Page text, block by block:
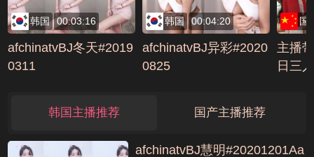
韩国 00:03:16
afchinatvBJ冬天#2019
0311
韩国 00:04:20
afchinatvBJ异彩#2020
0825
国
主播
日三
韩国主播推荐 国产主播推荐
afchinatvBJ慧明#20201201Aa